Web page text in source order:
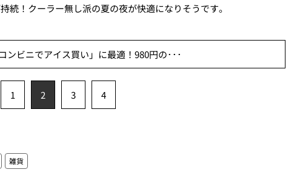
続！クーラー無し派の夏の夜が快適になりそうです。
ンビニでアイス買い」に最適！980円の･･･
1 2 3 4
雑貨